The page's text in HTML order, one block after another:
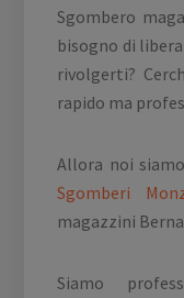
Sgombero
bisogno di
rivolgerti?
rapido ma
Allora noi
Sgomberi
magazzini
Siamo